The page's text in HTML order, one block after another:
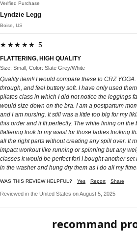
Verified Purchase
Lyndzie Legg
Boise, US
★★★★★ 5
FLATTERING, HIGH QUALITY
Size: Small, Color: Slate Grey/White
Quality item!! I would compare these to CRZ
through, and feel buttery soft. I have only used
pilates class in which I did not notice the leggings
would size down on the bra. I am a postpartum
and I am nursing. It still was a little too big for my
this order and it fit perfectly. The white lining on
flattering look to my waist for those ladies looking
all the right parts without creating any spill over. It
impact workout like running or spinning but any
classes it would be perfect for! I bought another set
in the washer and hung dry them as I do all my
WAS THIS REVIEW HELPFUL? Yes Report Share
Reviewed in the United States on August 5, 2025
recommand